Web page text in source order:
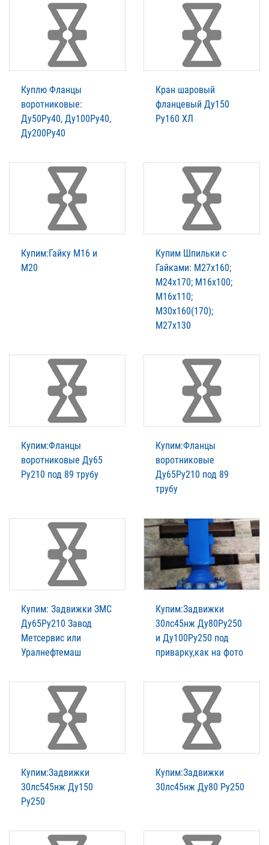
Куплю Фланцы
воротниковые:
Ду50Ру40, Ду100Ру40,
Ду200Ру40
Кран шаровый
фланцевый Ду150
Ру160 ХЛ
Купим:Гайку М16 и
М20
Купим Шпильки с
Гайками: М27х160;
М24х170; М16х100;
М16х110;
М30х160(170);
М27х130
Купим:Фланцы
воротниковые Ду65
Ру210 под 89 трубу
Купим:Фланцы
воротниковые
Ду65Ру210 под 89
трубу
Купим: Задвижки ЗМС
Ду65Ру210 Завод
Метсервис или
Уралнефтемаш
Купим:Задвижки
30лс45нж Ду80Ру250
и Ду100Ру250 под
приварку,как на фото
Купим:Задвижки
30лс545нж Ду150
Ру250
Купим:Задвижки
30лс45нж Ду80 Ру250